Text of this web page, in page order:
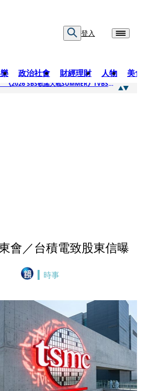
登入
政治社會 財經理財 人物 美
邊看偶像邊拚韓國行 《2026 SBS歌謠大戰SUMMER》TVBS直播祭追星福利
會／台積電致股東信曝
時事